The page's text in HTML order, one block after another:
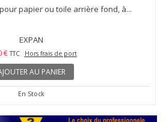
papier ou toile arrière fond, à...
EXPAN
€ TTC Hors frais de port
AU PANIER
En Stock